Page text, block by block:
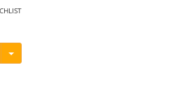
Menü ein-/ausblenden